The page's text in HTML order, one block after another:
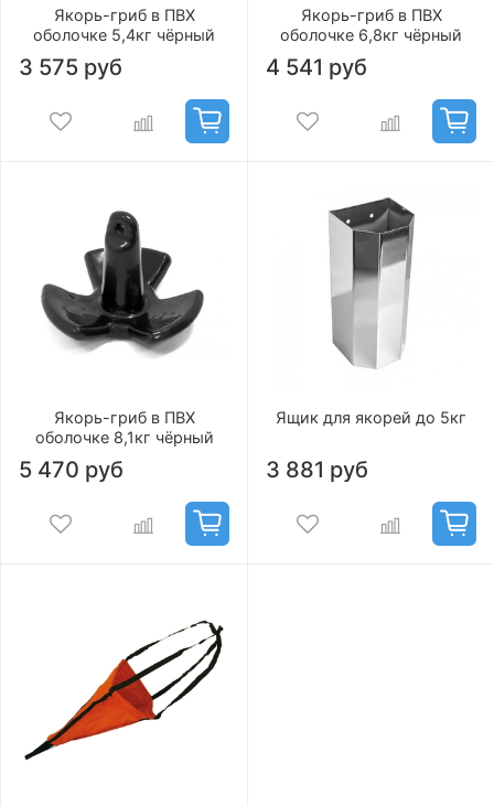
Якорь-гриб в ПВХ
оболочке 5,4кг чёрный
3 575 руб
Якорь-гриб в ПВХ
оболочке 6,8кг чёрный
4 541 руб
Якорь-гриб в ПВХ
оболочке 8,1кг чёрный
5 470 руб
Ящик для якорей до 5кг
3 881 руб